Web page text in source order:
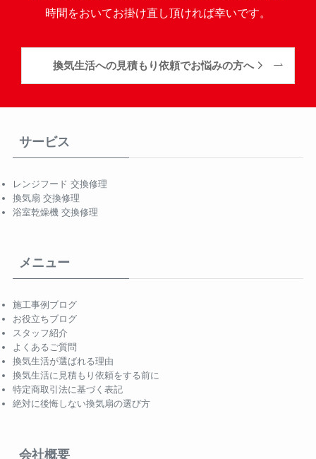
時間をおいてお掛け直し頂ければ幸いです。
換気生活への見積もり依頼でお悩みの方へ
サービス
レンジフード 交換修理
換気扇 交換修理
浴室乾燥機 交換修理
メニュー
施工事例ブログ
お役立ちブログ
スタッフ紹介
よくあるご質問
換気生活が選ばれる理由
換気生活に見積もり依頼をする前に
特定商取引法に基づく表記
絶対に後悔しない換気扇の選び方
会社概要